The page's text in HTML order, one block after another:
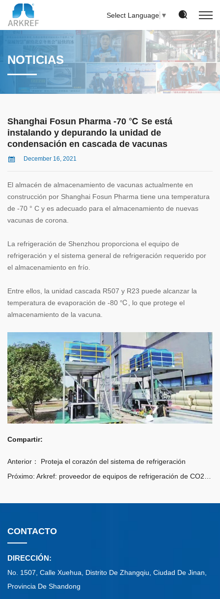
Select Language ▼
NOTICIAS
Shanghai Fosun Pharma -70 ℃ Se está
instalando y depurando la unidad de
condensación en cascada de vacunas
December 16, 2021
El almacén de almacenamiento de vacunas actualmente en
construcción por Shanghai Fosun Pharma tiene una temperatura
de -70 ° C y es adecuado para el almacenamiento de nuevas
vacunas de corona.
La refrigeración de Shenzhou proporciona el equipo de
refrigeración y el sistema general de refrigeración requerido por
el almacenamiento en frío.
Entre ellos, la unidad cascada R507 y R23 puede alcanzar la
temperatura de evaporación de -80 ℃, lo que protege el
almacenamiento de la vacuna.
Compartir:
Anterior： Proteja el corazón del sistema de refrigeración
Próximo: Arkref: proveedor de equipos de refrigeración de CO2 para los Juegos Olímpicos de Invierno de Beijing 2022
CONTACTO
DIRECCIÓN:
No. 1507, Calle Xuehua, Distrito De Zhangqiu, Ciudad De Jinan,
Provincia De Shandong